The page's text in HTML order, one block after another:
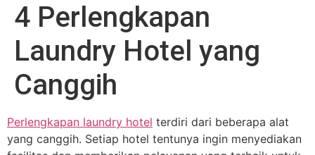
4 Perlengkapan
Laundry Hotel yang
Canggih
Perlengkapan laundry hotel terdiri dari beberapa alat
yang canggih. Setiap hotel tentunya ingin menyediakan